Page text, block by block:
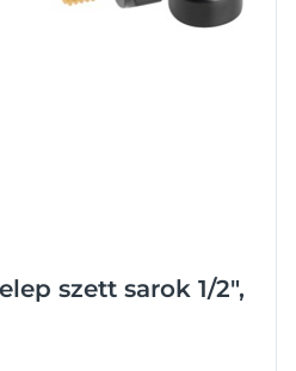
szett sarok 1/2",